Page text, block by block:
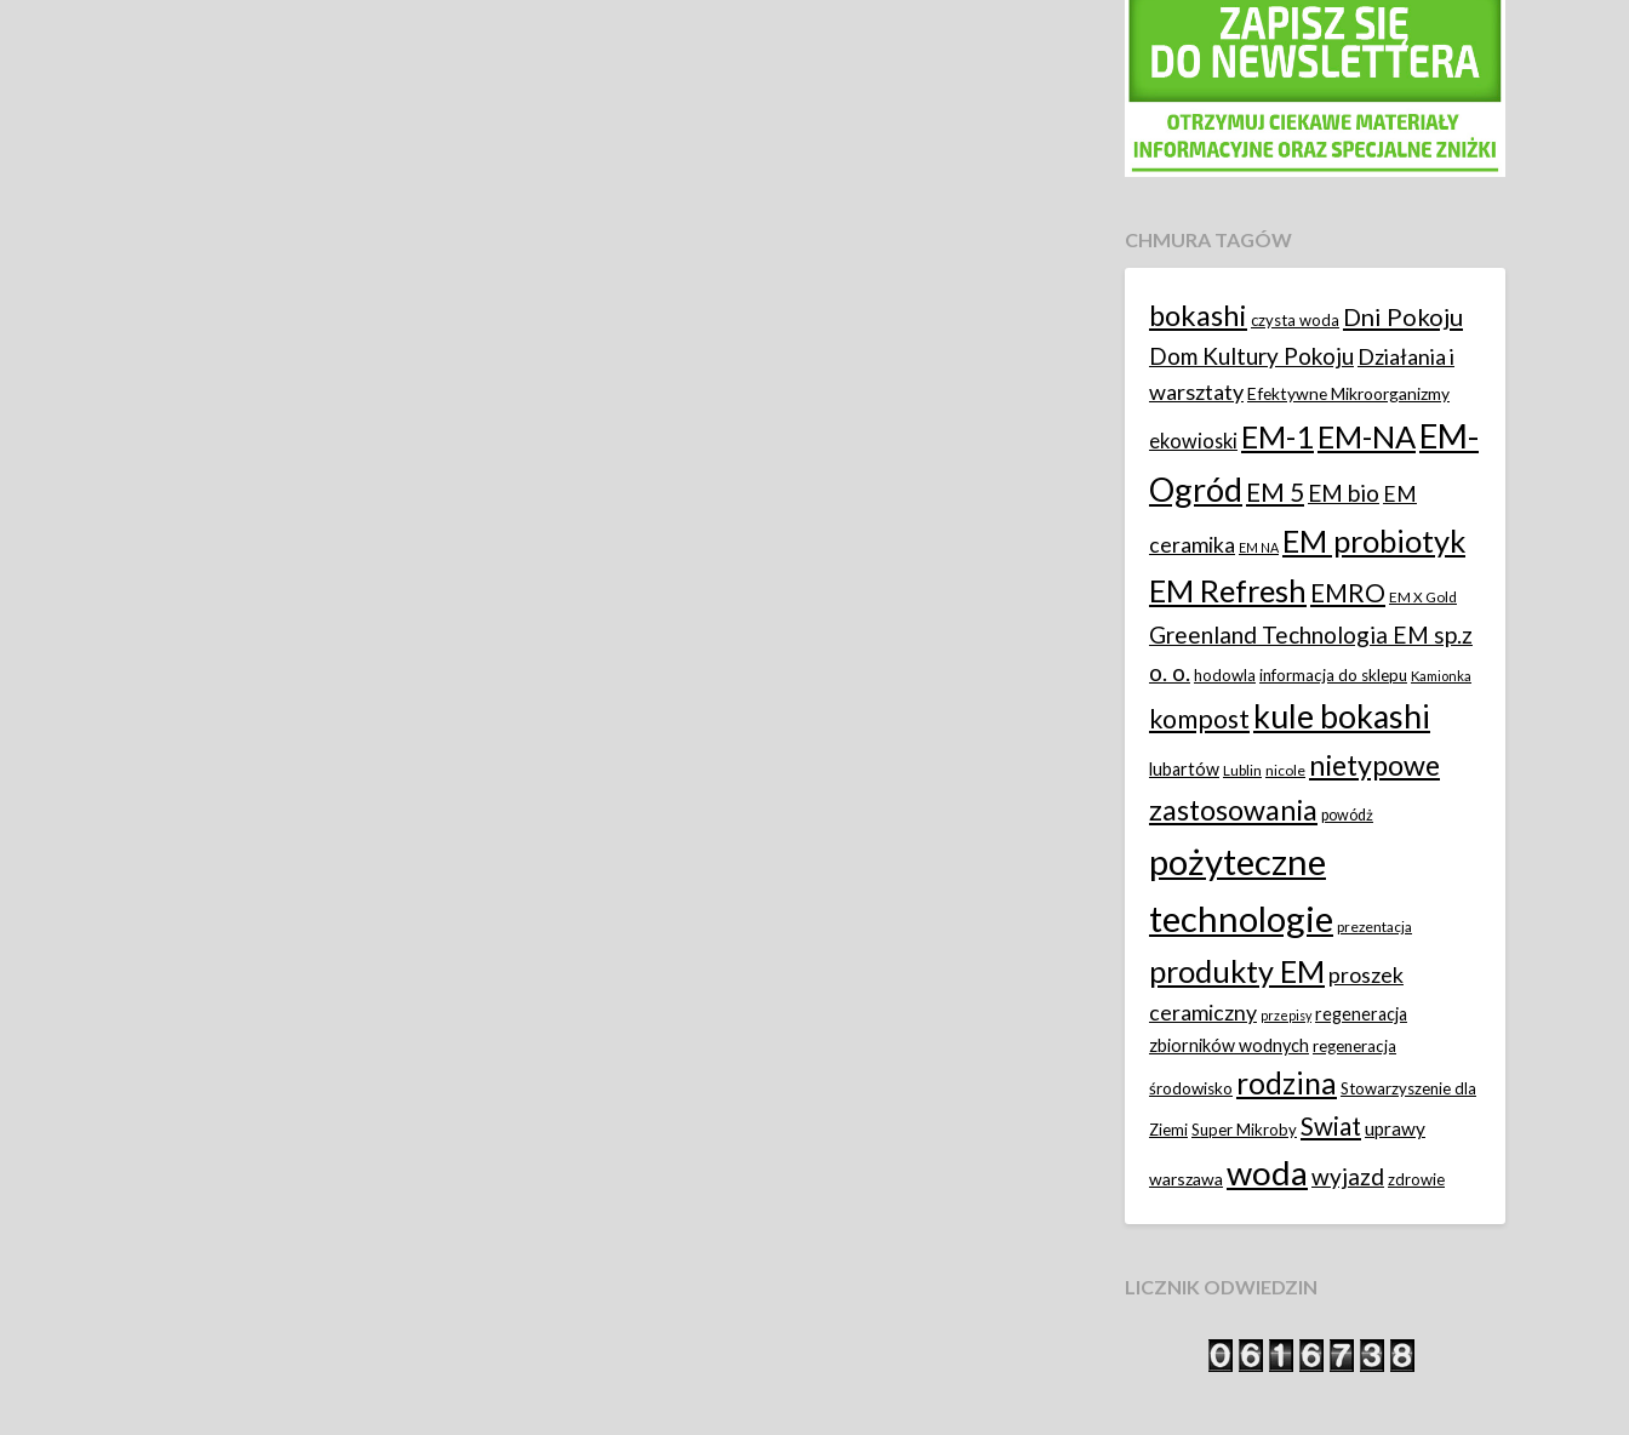
CHMURA TAGÓW
bokashi czysta woda Dni Pokoju
Dom Kultury Pokoju Działania i
warsztatyEfektywne Mikroorganizmy
ekowioski EM-1 EM-NAEM-
Ogród EM 5 EM bio EM
ceramika EM NA EM probiotyk
EM Refresh EMRO EM X Gold
Greenland Technologia EM sp.z
o. o.hodowla informacja do sklepu Kamionka
kompost kule bokashi
lubartów Lublin nicole nietypowe
zastosowania powódż
pożyteczne
technologie prezentacja
produkty EM proszek
ceramiczny przepisy regeneracja
zbiorników wodnych regeneracja
środowisko rodzina Stowarzyszenie dla
ZiemiSuper MikrobySwiat uprawy
warszawa woda wyjazd zdrowie
LICZNIK ODWIEDZIN